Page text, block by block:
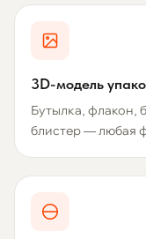
3D-модель
Бутылка, флакон,
блистер — любая